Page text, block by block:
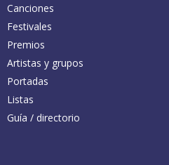
Canciones
Festivales
Premios
Artistas y grupos
Portadas
Listas
Guía / directorio